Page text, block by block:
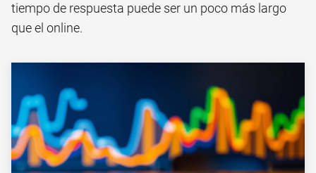
tiempo de respuesta puede ser un poco más largo
que el online.